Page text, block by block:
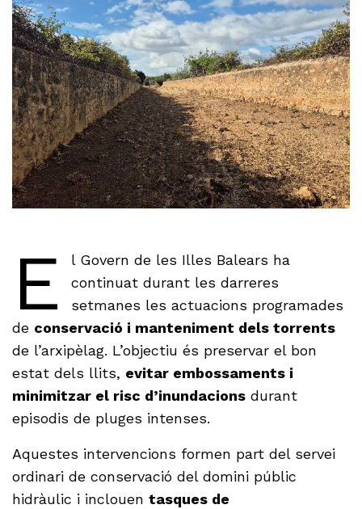
E
l Govern de les Illes Balears ha
continuat durant les darreres
setmanes les actuacions programades
de conservació i manteniment dels torrents
de l’arxipèlag. L’objectiu és preservar el bon
estat dels llits, evitar embossaments i
minimitzar el risc d’inundacions durant
episodis de pluges intenses.
Aquestes intervencions formen part del servei
ordinari de conservació del domini públic
hidràulic i inclouentasques de